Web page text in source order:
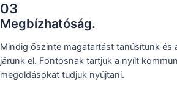
03
Megbízhatóság.
Mindig őszinte magatartást tanúsítunk és
járunk el. Fontosnak tartjuk a nyílt
megoldásokat tudjuk nyújtani.